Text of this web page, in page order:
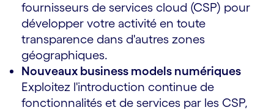
fournisseurs de services cloud (CSP) pour
développer votre activité en toute
transparence dans d'autres zones
géographiques.
Nouveaux business models numériques
Exploitez l'introduction continue de
fonctionnalités et de services par les CSP,